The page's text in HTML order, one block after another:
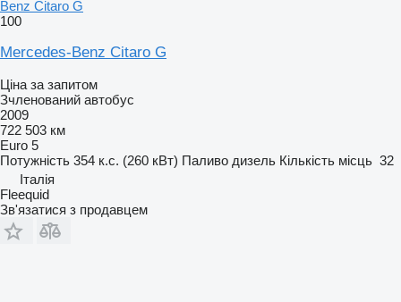
Benz Citaro G
100
Mercedes-Benz Citaro G
Ціна за запитом
Зчленований автобус
2009
722 503 км
Euro 5
Потужність 354 к.с. (260 кВт) Паливо дизель Кількість місць 32
Італія
Fleequid
Зв'язатися з продавцем